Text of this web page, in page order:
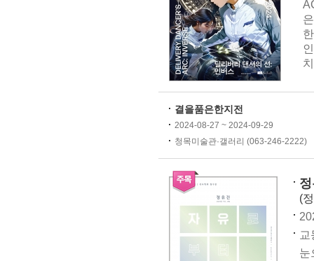
결을품은한지전
2024-08-27 ~ 2024-09-29
청목미술관·갤러리 (063-246-2222)
(
교
눈